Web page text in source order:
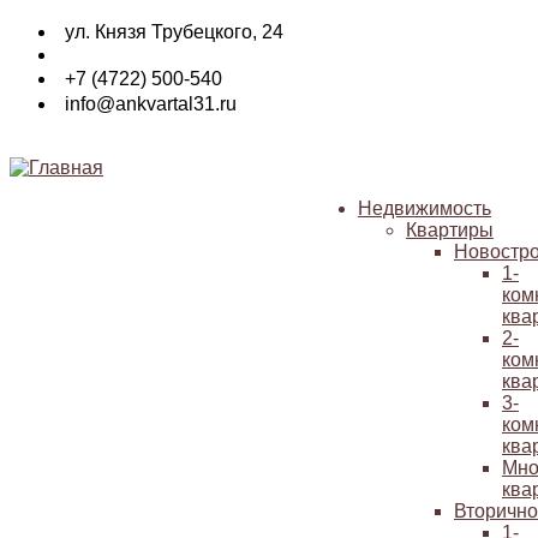
Перейти
основному
содержанию
ул. Князя Трубецкого, 24
+7 (4722) 500-540
info@ankvartal31.ru
Основная
навигация
Недвижимость
Квартиры
1-
2-
3-
1-